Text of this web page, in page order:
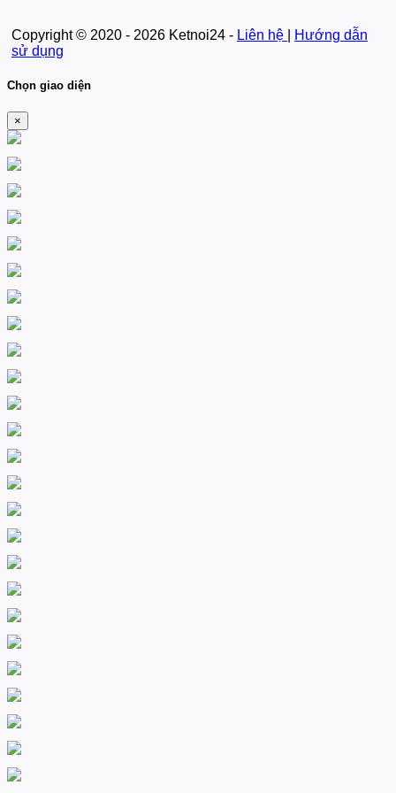
Copyright © 2020 - 2026 Ketnoi24 - Liên hệ
Hướng dẫn
sử dụng
Chọn giao diện
×